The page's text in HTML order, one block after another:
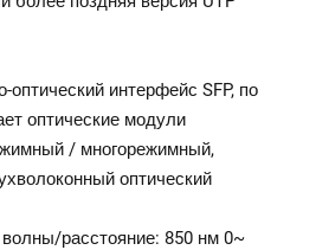
оптический интерфейс SFP, по
оптические модули
/ многорежимный,
оптический
расстояние: 850 нм 0~